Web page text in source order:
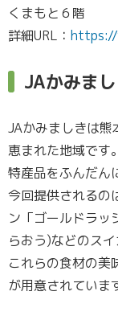
くまもと６階
詳細URL：
JAかみま
JAかみましきは熊
恵まれた地域です
特産品をふんだん
今回提供されるの
ン「ゴールドラッ
らおう)などのス
これらの食材の美
が用意されていま